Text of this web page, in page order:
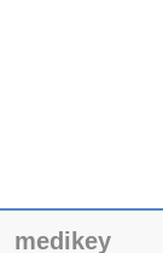
medikey